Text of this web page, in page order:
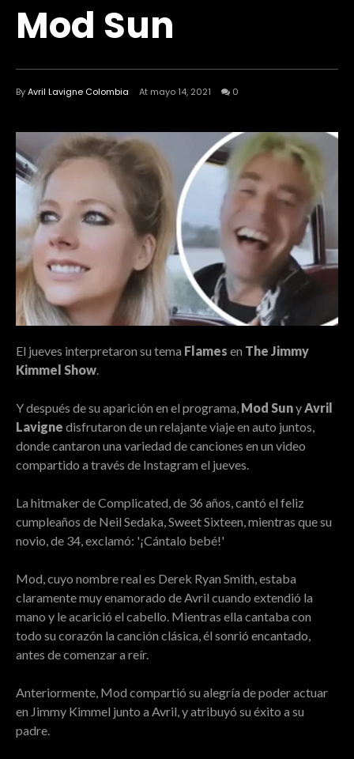
Mod Sun
ByAvril Lavigne Colombia At mayo 14, 2021 0
El jueves interpretaron su tema Flames en The Jimmy
Kimmel Show.
Y después de su aparición en el programa, Mod SunyAvril
Lavigne disfrutaron de un relajante viaje en auto juntos,
donde cantaron una variedad de canciones en un video
compartido a través de Instagram el jueves.
La hitmaker de Complicated, de 36 años, cantó el feliz
cumpleaños de Neil Sedaka, Sweet Sixteen, mientras que su
novio, de 34, exclamó: '¡Cántalo bebé!'
Mod, cuyo nombre real es Derek Ryan Smith, estaba
claramente muy enamorado de Avril cuando extendió la
mano y le acarició el cabello. Mientras ella cantaba con
todo su corazón la canción clásica, él sonrió encantado,
antes de comenzar a reír.
Anteriormente, Mod compartió su alegría de poder actuar
en Jimmy Kimmel junto a Avril, y atribuyó su éxito a su
padre.